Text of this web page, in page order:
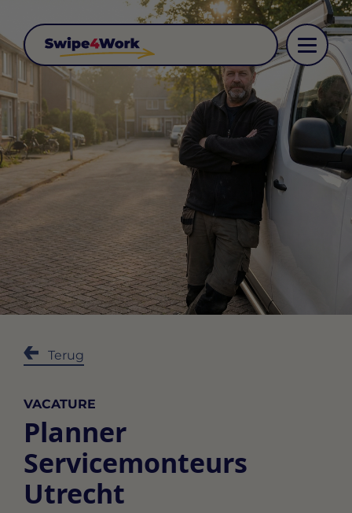
Terug
VACATURE
Planner
Servicemonteurs
Utrecht